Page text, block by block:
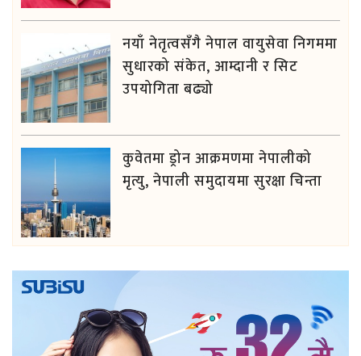
नयाँ नेतृत्वसँगै नेपाल वायुसेवा निगममा
सुधारको संकेत, आम्दानी र सिट
उपयोगिता बढ्यो
कुवेतमा ड्रोन आक्रमणमा नेपालीको
मृत्यु, नेपाली समुदायमा सुरक्षा चिन्ता